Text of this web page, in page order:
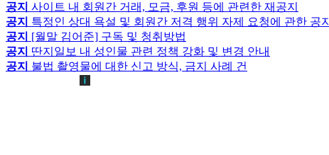
공지 사이트 내 회원간 거래, 모금, 후원 등에 관련한 재공지
공지 특정인 상대 욕설 및 회원간 저격 행위 자제 요청에 관한 공지
공지 [월말 김어준] 구독 및 청취방법
공지 딴지일보 내 성인물 관련 정책 강화 및 변경 안내
공지 불법 촬영물에 대한 신고 방식, 금지 사례 건